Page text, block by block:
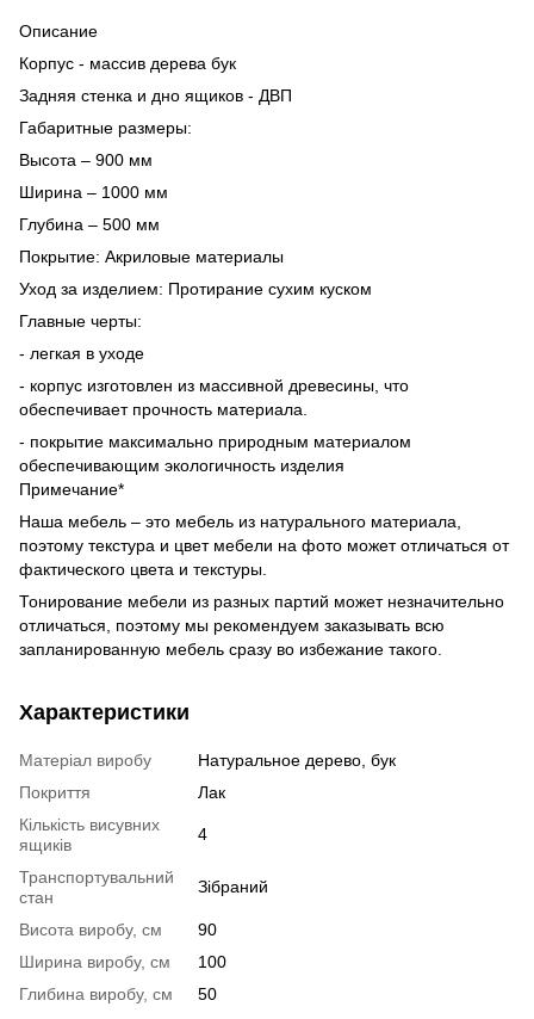
Описание
Корпус - массив дерева бук
Задняя стенка и дно ящиков - ДВП
Габаритные размеры:
Высота – 900 мм
Ширина – 1000 мм
Глубина – 500 мм
Покрытие: Акриловые материалы
Уход за изделием: Протирание сухим куском
Главные черты:
- легкая в уходе
- корпус изготовлен из массивной древесины, что
обеспечивает прочность материала.
- покрытие максимально природным материалом
обеспечивающим экологичность изделия
Примечание*
Наша мебель – это мебель из натурального материала,
поэтому текстура и цвет мебели на фото может отличаться от
фактического цвета и текстуры.
Тонирование мебели из разных партий может незначительно
отличаться, поэтому мы рекомендуем заказывать всю
запланированную мебель сразу во избежание такого.
Характеристики
Матеріал виробу
Натуральное дерево, бук
Покриття
Лак
Кількість висувних
ящиків
4
Транспортувальний
стан
Зібраний
Висота виробу, см
90
Ширина виробу, см
100
Глибина виробу, см
50